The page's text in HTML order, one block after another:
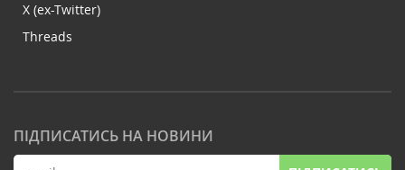
X (ex-Twitter)
Threads
ПІДПИСАТИСЬ НА НОВИНИ